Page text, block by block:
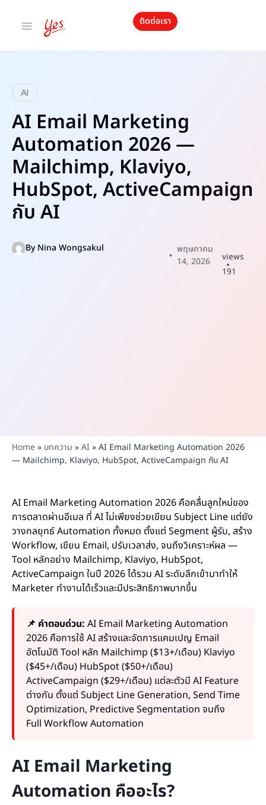
ติดต่อเรา
AI
AI Email Marketing
Automation 2026 —
Mailchimp, Klaviyo,
HubSpot, ActiveCampaign
กับ AI
ByNina Wongsakul
พฤษภาคม
14, 2026
views
191
Home» บทความ »AI »AI Email Marketing Automation 2026
— Mailchimp, Klaviyo, HubSpot, ActiveCampaign กับ AI
AI Email Marketing Automation 2026 คือคลื่นลูกใหม่ของ
การตลาดผ่านอีเมล ที่ AI ไม่เพียงช่วยเขียน Subject Line แต่ยัง
วางกลยุทธ์ Automation ทั้งหมด ตั้งแต่ Segment ผู้รับ, สร้าง
Workflow, เขียน Email, ปรับเวลาส่ง, จนถึงวิเคราะห์ผล —
Tool หลักอย่าง Mailchimp, Klaviyo, HubSpot,
ActiveCampaign ในปี 2026 ได้รวม AI ระดับลึกเข้ามาทำให้
Marketer ทำงานได้เร็วและมีประสิทธิภาพมากขึ้น
📌 คำตอบด่วน: AI Email Marketing Automation
2026 คือการใช้ AI สร้างและจัดการแคมเปญ Email
อัตโนมัติ Tool หลัก Mailchimp ($13+/เดือน) Klaviyo
($45+/เดือน) HubSpot ($50+/เดือน)
ActiveCampaign ($29+/เดือน) แต่ละตัวมี AI Feature
ต่างกัน ตั้งแต่ Subject Line Generation, Send Time
Optimization, Predictive Segmentation จนถึง
Full Workflow Automation
AI Email Marketing
Automation คืออะไร?